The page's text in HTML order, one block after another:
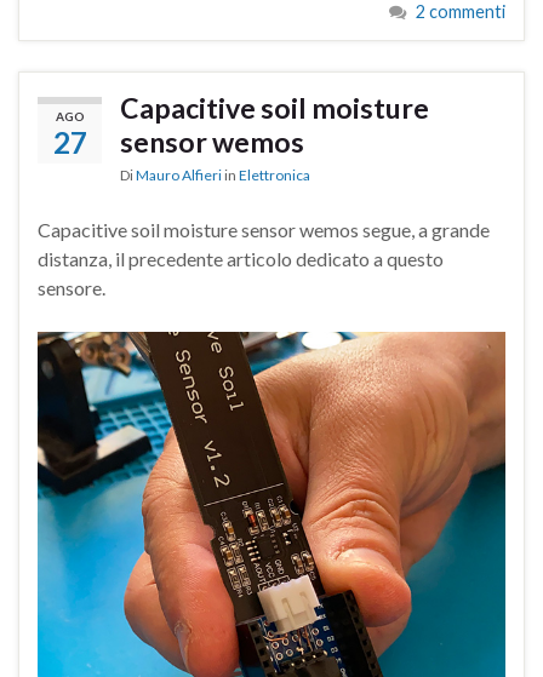
2 commenti
AGO
27
Capacitive soil moisture
sensor wemos
DiMauro Alfieri in Elettronica
Capacitive soil moisture sensor wemos segue, a grande
distanza, il precedente articolo dedicato a questo
sensore.